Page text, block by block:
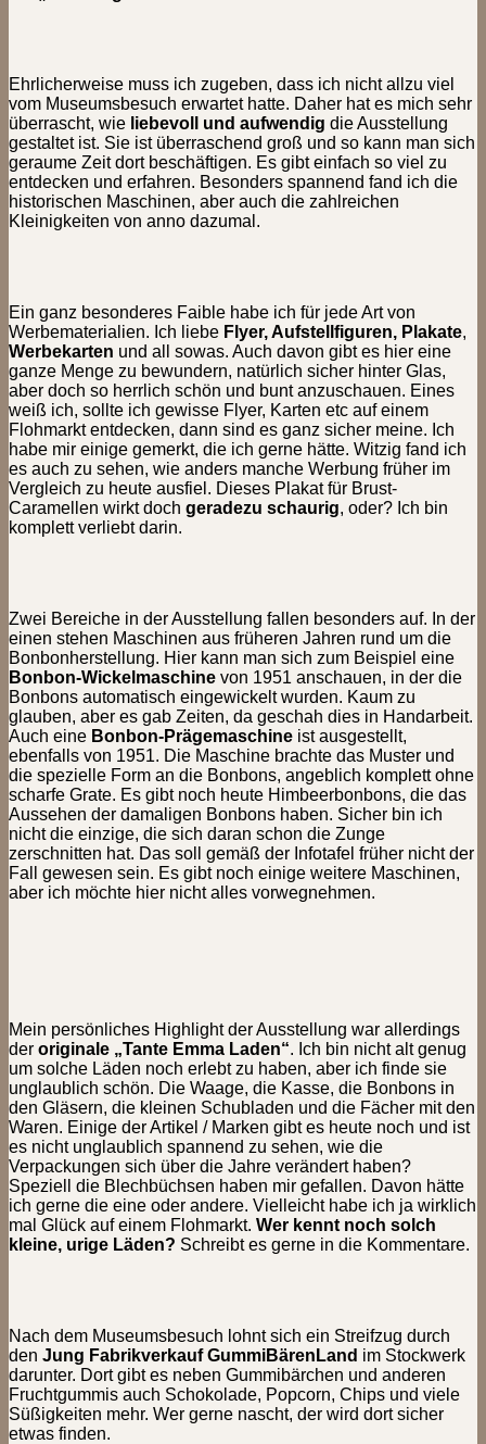
Ehrlicherweise muss ich zugeben, dass ich nicht allzu viel
vom Museumsbesuch erwartet hatte. Daher hat es mich sehr
überrascht, wie liebevoll und aufwendig die Ausstellung
gestaltet ist. Sie ist überraschend groß und so kann man sich
geraume Zeit dort beschäftigen. Es gibt einfach so viel zu
entdecken und erfahren. Besonders spannend fand ich die
historischen Maschinen, aber auch die zahlreichen
Kleinigkeiten von anno dazumal.
Ein ganz besonderes Faible habe ich für jede Art von
Werbematerialien. Ich liebe Flyer, Aufstellfiguren, Plakate,
Werbekarten und all sowas. Auch davon gibt es hier eine
ganze Menge zu bewundern, natürlich sicher hinter Glas,
aber doch so herrlich schön und bunt anzuschauen. Eines
weiß ich, sollte ich gewisse Flyer, Karten etc auf einem
Flohmarkt entdecken, dann sind es ganz sicher meine. Ich
habe mir einige gemerkt, die ich gerne hätte. Witzig fand ich
es auch zu sehen, wie anders manche Werbung früher im
Vergleich zu heute ausfiel. Dieses Plakat für Brust-
Caramellen wirkt doch geradezu schaurig, oder? Ich bin
komplett verliebt darin.
Zwei Bereiche in der Ausstellung fallen besonders auf. In der
einen stehen Maschinen aus früheren Jahren rund um die
Bonbonherstellung. Hier kann man sich zum Beispiel eine
Bonbon-Wickelmaschine von 1951 anschauen, in der die
Bonbons automatisch eingewickelt wurden. Kaum zu
glauben, aber es gab Zeiten, da geschah dies in Handarbeit.
Auch eine Bonbon-Prägemaschine ist ausgestellt,
ebenfalls von 1951. Die Maschine brachte das Muster und
die spezielle Form an die Bonbons, angeblich komplett ohne
scharfe Grate. Es gibt noch heute Himbeerbonbons, die das
Aussehen der damaligen Bonbons haben. Sicher bin ich
nicht die einzige, die sich daran schon die Zunge
zerschnitten hat. Das soll gemäß der Infotafel früher nicht der
Fall gewesen sein. Es gibt noch einige weitere Maschinen,
aber ich möchte hier nicht alles vorwegnehmen.
Mein persönliches Highlight der Ausstellung war allerdings
der originale „Tante Emma Laden“. Ich bin nicht alt genug
um solche Läden noch erlebt zu haben, aber ich finde sie
unglaublich schön. Die Waage, die Kasse, die Bonbons in
den Gläsern, die kleinen Schubladen und die Fächer mit den
Waren. Einige der Artikel / Marken gibt es heute noch und ist
es nicht unglaublich spannend zu sehen, wie die
Verpackungen sich über die Jahre verändert haben?
Speziell die Blechbüchsen haben mir gefallen. Davon hätte
ich gerne die eine oder andere. Vielleicht habe ich ja wirklich
mal Glück auf einem Flohmarkt. Wer kennt noch solch
kleine, urige Läden? Schreibt es gerne in die Kommentare.
Nach dem Museumsbesuch lohnt sich ein Streifzug durch
den Jung Fabrikverkauf GummiBärenLand im Stockwerk
darunter. Dort gibt es neben Gummibärchen und anderen
Fruchtgummis auch Schokolade, Popcorn, Chips und viele
Süßigkeiten mehr. Wer gerne nascht, der wird dort sicher
etwas finden.